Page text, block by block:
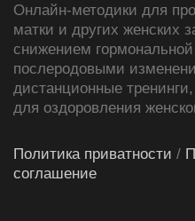
Онлайн-методики для
матки и других женских
снижением
послеродовыми
дистанционные
для оздоровления
Политика приватности /
соглашение